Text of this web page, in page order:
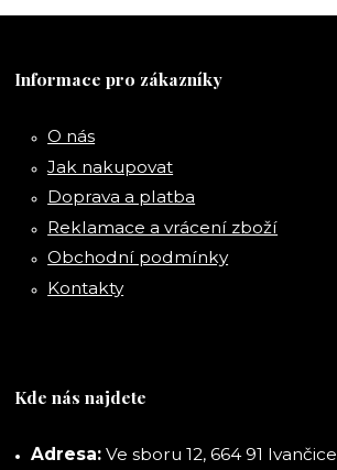
Informace pro zákazníky
O nás
Jak nakupovat
Doprava a platba
Reklamace a vrácení zboží
Obchodní podmínky
Kontakty
Kde nás najdete
Adresa: Ve sboru 12, 664 91 Ivančice